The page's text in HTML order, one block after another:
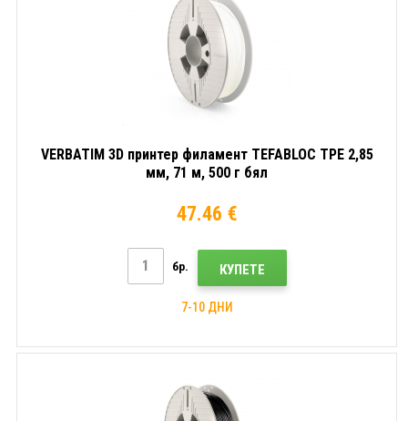
VERBATIM 3D принтер филамент TEFABLOC TPE 2,85
мм, 71 м, 500 г бял
47.46 €
бр. КУПЕТЕ
7-10 ДНИ